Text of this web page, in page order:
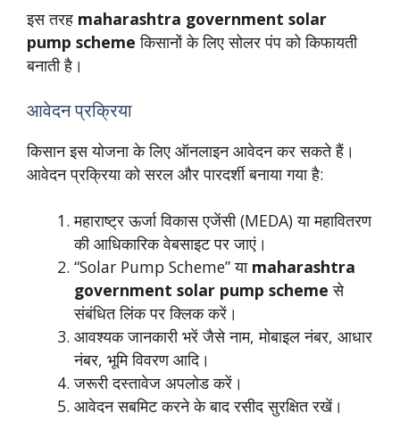
इस तरह maharashtra government solar
pump scheme किसानों के लिए सोलर पंप को किफायती
बनाती है।
आवेदन प्रक्रिया
किसान इस योजना के लिए ऑनलाइन आवेदन कर सकते हैं।
आवेदन प्रक्रिया को सरल और पारदर्शी बनाया गया है:
महाराष्ट्र ऊर्जा विकास एजेंसी (MEDA) या महावितरण
की आधिकारिक वेबसाइट पर जाएं।
“Solar Pump Scheme” या maharashtra
government solar pump scheme से
संबंधित लिंक पर क्लिक करें।
आवश्यक जानकारी भरें जैसे नाम, मोबाइल नंबर, आधार
नंबर, भूमि विवरण आदि।
जरूरी दस्तावेज अपलोड करें।
आवेदन सबमिट करने के बाद रसीद सुरक्षित रखें।